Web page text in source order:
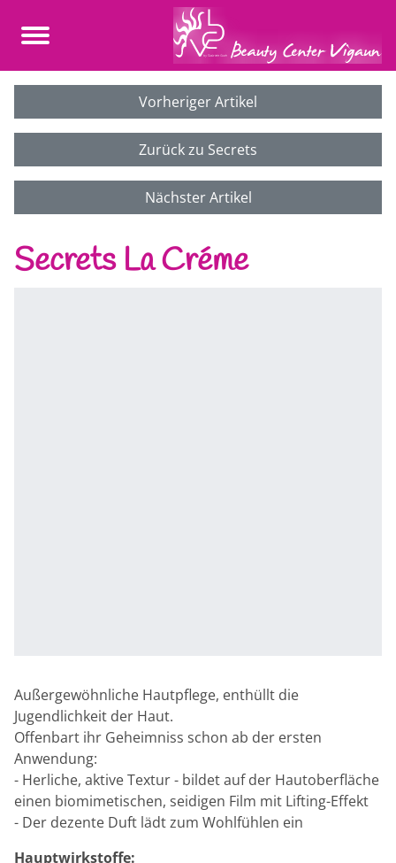
Vorheriger Artikel
Zurück zu Secrets
Nächster Artikel
Secrets La Créme
Außergewöhnliche Hautpflege, enthüllt die
Jugendlichkeit der Haut.
Offenbart ihr Geheimniss schon ab der ersten
Anwendung:
- Herliche, aktive Textur - bildet auf der Hautoberfläche
einen biomimetischen, seidigen Film mit Lifting-Effekt
- Der dezente Duft lädt zum Wohlfühlen ein
Hauptwirkstoffe: